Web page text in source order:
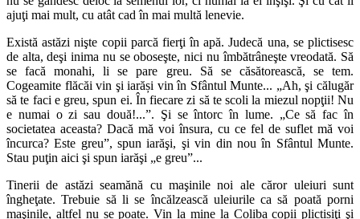
ajuţi mai mult, cu atât cad în mai multă lenevie.
Există astăzi nişte copii parcă fierţi în apă. Judecă una, se plictisesc
de alta, deşi inima nu se oboseşte, nici nu îmbătrâneşte vreodată. Să
se facă monahi, li se pare greu. Să se căsătorească, se tem.
Cogeamite flăcăi vin şi iarăși vin în Sfântul Munte... „Ah, şi călugăr
să te faci e greu, spun ei. În fiecare zi să te scoli la miezul nopţii! Nu
e numai o zi sau două!...”. Şi se întorc în lume. „Ce să fac în
societatea aceasta? Dacă mă voi însura, cu ce fel de suflet mă voi
încurca? Este greu”, spun iarăşi, şi vin din nou în Sfântul Munte.
Stau puţin aici şi spun iarăşi „e greu”...
Tinerii de astăzi seamănă cu maşinile noi ale căror uleiuri sunt
îngheţate. Trebuie să li se încălzească uleiurile ca să poată porni
maşinile, altfel nu se poate. Vin la mine la Coliba copii plictisiţi şi